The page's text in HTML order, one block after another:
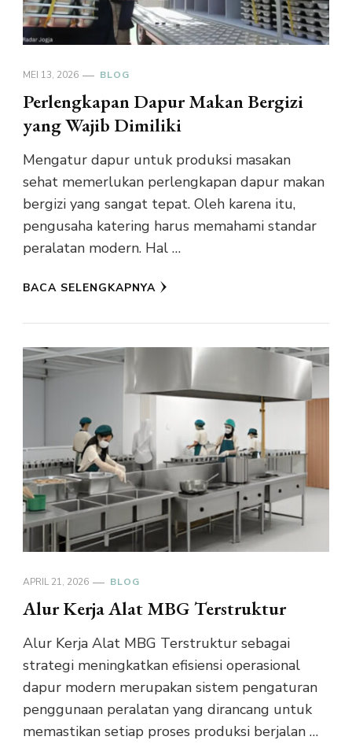
MEI 13, 2026 BLOG
Perlengkapan Dapur Makan Bergizi
yang Wajib Dimiliki
Mengatur dapur untuk produksi masakan
sehat memerlukan perlengkapan dapur makan
bergizi yang sangat tepat. Oleh karena itu,
pengusaha katering harus memahami standar
peralatan modern. Hal …
BACA SELENGKAPNYA
APRIL 21, 2026 BLOG
Alur Kerja Alat MBG Terstruktur
Alur Kerja Alat MBG Terstruktur sebagai
strategi meningkatkan efisiensi operasional
dapur modern merupakan sistem pengaturan
penggunaan peralatan yang dirancang untuk
memastikan setiap proses produksi berjalan …